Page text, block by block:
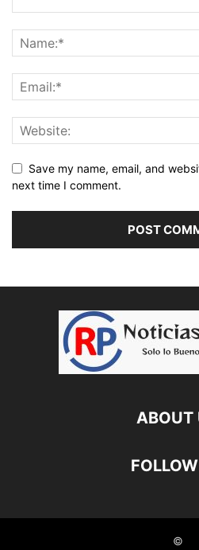
Save my name, email, and
next time I comment.
ABOUT
©